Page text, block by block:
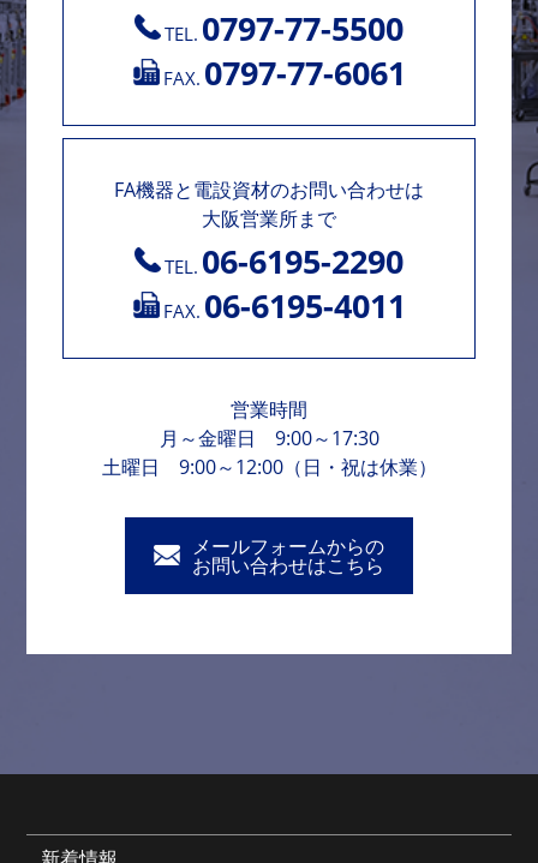
TEL. 0797-77-5500
FAX. 0797-77-6061
FA機器と電設資材のお問い合わせは
大阪営業所まで
TEL. 06-6195-2290
FAX. 06-6195-4011
営業時間
月～金曜日 9:00～17:30
土曜日 9:00～12:00（日・祝は休業）
メールフォームからの
お問い合わせはこちら